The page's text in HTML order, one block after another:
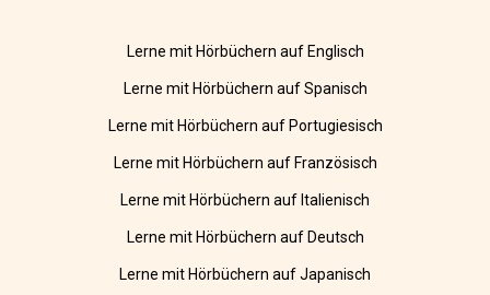
Lerne mit Hörbüchern auf Englisch
Lerne mit Hörbüchern auf Spanisch
Lerne mit Hörbüchern auf Portugiesisch
Lerne mit Hörbüchern auf Französisch
Lerne mit Hörbüchern auf Italienisch
Lerne mit Hörbüchern auf Deutsch
Lerne mit Hörbüchern auf Japanisch